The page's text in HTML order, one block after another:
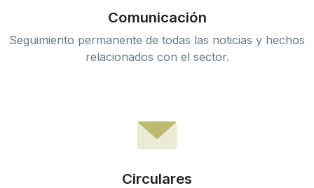
Comunicación
Seguimiento permanente de todas las noticias y hechos
relacionados con el sector.
Circulares